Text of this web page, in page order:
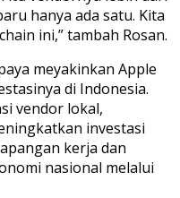
hanya ada satu. Kita
ini,” tambah Rosan.
meyakinkan Apple
di Indonesia.
vendor lokal,
investasi
kerja dan
nasional melalui